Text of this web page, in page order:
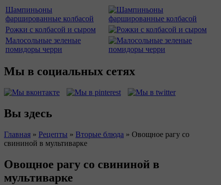
Шампиньоны
фаршированные колбасой
Рожки с колбасой и сыром
Малосольные зеленые
помидоры черри
Мы в социальных сетях
Вы здесь
Главная » Рецепты » Вторые блюда » Овощное рагу со
свининой в мультиварке
Овощное рагу со свининой в
мультиварке